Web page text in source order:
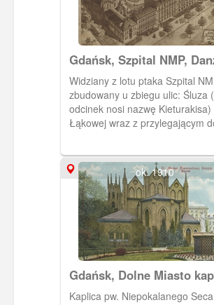
Gdańsk, Szpital NMP,
Die Marienkrankenhaus
Widziany z lotu ptaka Szpital
zbudowany u zbiegu ulic: Śluza
odcinek nosi nazwę Kieturakisa)
Łąkowej wraz z przylegającym
szpitalu do 1945 r. posługiwały
boromeuszki. ok. 1910
Gdańsk, Dolne Miasto
Szpitala NMP Danzig,
Kaplica pw. Niepokalanego